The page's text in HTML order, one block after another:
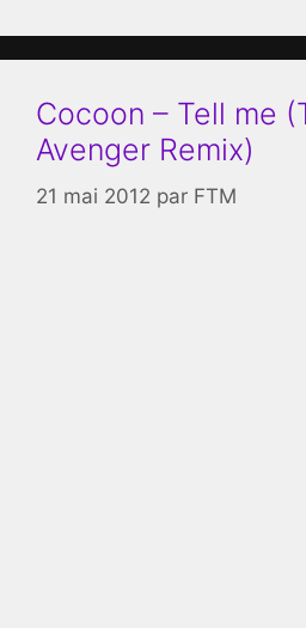
Cocoon – Tell me
Avenger Remix)
21 mai 2012 par FTM